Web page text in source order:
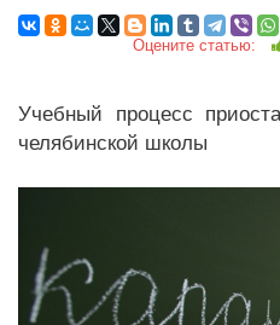
Оцените статью:
Учебный процесс
челябинской школы